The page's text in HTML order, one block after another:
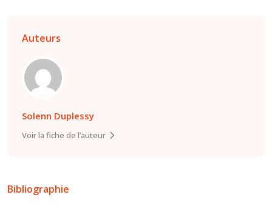
Auteurs
Solenn Duplessy
Voir la fiche de l’auteur
Bibliographie